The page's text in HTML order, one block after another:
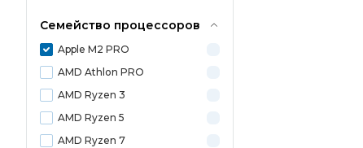
Семейство процессоров
Apple M2 PRO
AMD Athlon PRO
AMD Ryzen 3
AMD Ryzen 5
AMD Ryzen 7